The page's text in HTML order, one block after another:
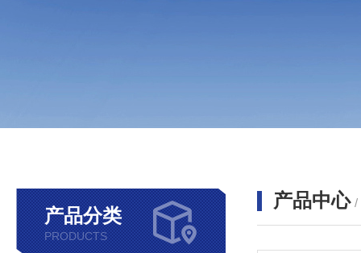
产品分类
PRODUCTS
产品中心 /